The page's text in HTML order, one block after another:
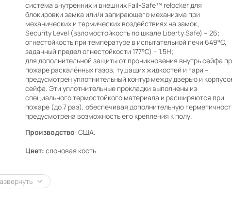
система внутренних и внешних Fail-Safe™ relocker для
блокировки замка или/и запирающего механизма при
механических и термических воздействиях на замок;
Security Level (взломостойкость по шкале Liberty Safe) – 26;
огнестойкость при температуре в испытательной печи 649°C,
заданный предел огнестойкости 177°C) – 1.5H;
для дополнительной защиты от проникновения внутрь сейфа
пожаре раскалённых газов, тушащих жидкостей и гари –
предусмотрен уплотнительный контур между дверью и
сейфа. Эти уплотнительные прокладки выполнены из
специального термостойкого материала и расширяются при
пожаре (до 7 раз), обеспечивая дополнительную
предусмотрена возможность его крепления к полу.
Производство: США.
Цвет: слоновая кость.